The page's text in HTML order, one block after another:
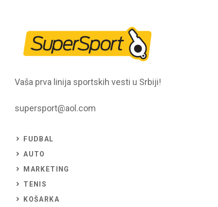
Vaša prva linija sportskih vesti u Srbiji!
supersport@aol.com
FUDBAL
AUTO
MARKETING
TENIS
KOŠARKA